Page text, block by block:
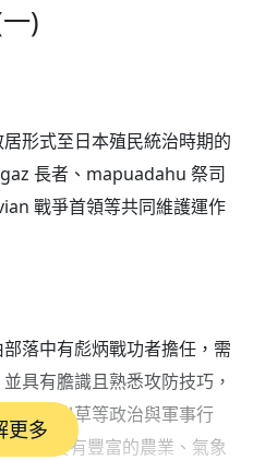
)
形式至日本殖民統治時期的
長者、mapuadahu 祭司
戰爭首領等共同維護運作
落中有彪炳戰功者擔任，需
具有膽識且熟悉攻防技巧，
盟、出草等政治與軍事行
，需要有豐富的農業、氣象
更多